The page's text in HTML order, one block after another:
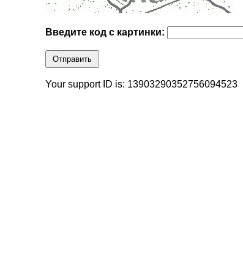
Введите код с картинки:
Отправить
Your support ID is: 13903290352756094523